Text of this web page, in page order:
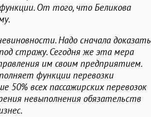
От того, что Беликова
Надо сначала доказать
стражу. Сегодня же эта мера
им своим предприятием.
функции перевозки
50% всех пассажирских перевозок
невыполнения обязательств